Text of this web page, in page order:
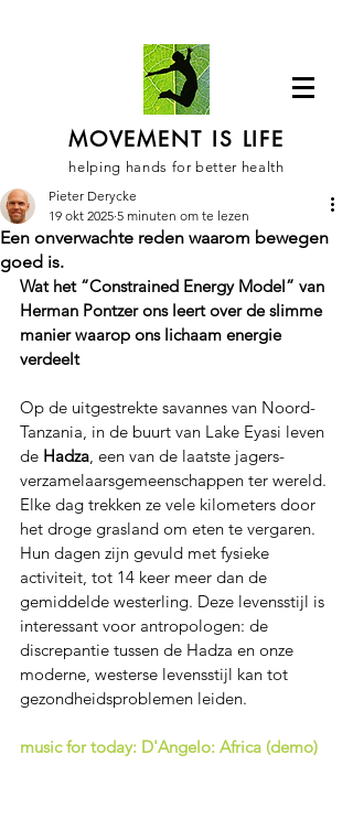
MOVEMENT IS LIFE
helping hands for better health
Een onverwachte reden waarom bewegen
goed is.
Pieter Derycke
19 okt 2025 5 minuten om te lezen
Wat het “Constrained Energy Model” van
Herman Pontzer ons leert over de slimme
manier waarop ons lichaam energie
verdeelt
Op de uitgestrekte savannes van Noord-
Tanzania, in de buurt van Lake Eyasi leven
de Hadza, een van de laatste jagers-
verzamelaarsgemeenschappen ter wereld.
Elke dag trekken ze vele kilometers door
het droge grasland om eten te vergaren.
Hun dagen zijn gevuld met fysieke
activiteit, tot 14 keer meer dan de
gemiddelde westerling. Deze levensstijl is
interessant voor antropologen: de
discrepantie tussen de Hadza en onze
moderne, westerse levensstijl kan tot
gezondheidsproblemen leiden.
music for today: D'Angelo: Africa (demo)